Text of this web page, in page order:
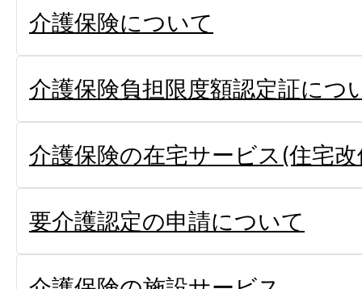
介護保険について
介護保険負担限度額認定証につ
介護保険の在宅サービス(住宅
要介護認定の申請について